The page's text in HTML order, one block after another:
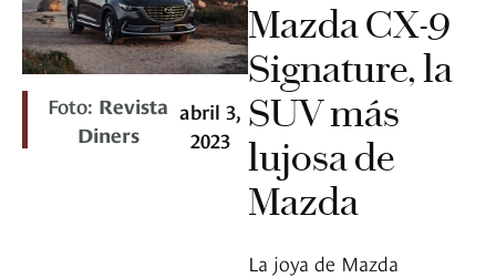
Foto: Revista
Diners
abril 3,
2023
Mazda CX-9
Signature, la
SUV más
lujosa de
Mazda
La joya de Mazda